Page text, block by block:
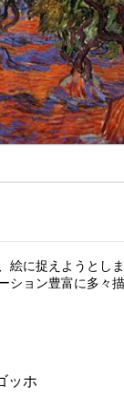
絵に捉えようと
ション豊富に多
ッホ